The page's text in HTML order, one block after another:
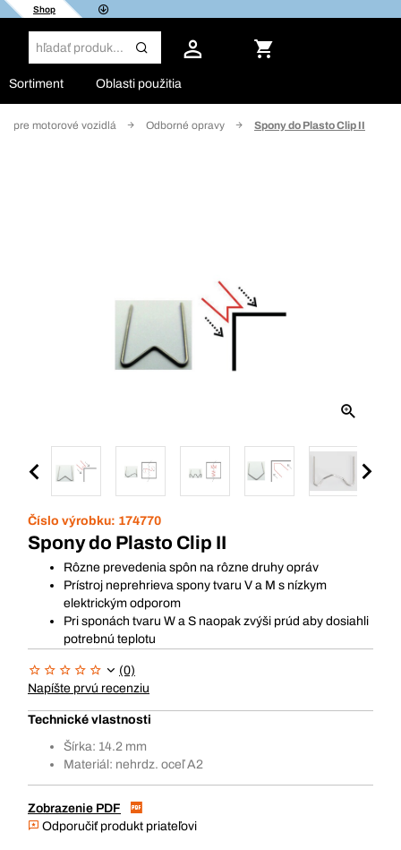
Shop
Sortiment Oblasti použitia
pre motorové vozidlá Odborné opravy Spony do Plasto Clip II
Číslo výrobku: 174770
Spony do Plasto Clip II
Rôzne prevedenia spôn na rôzne druhy opráv
Prístroj neprehrieva spony tvaru V a M s nízkym
elektrickým odporom
Pri sponách tvaru W a S naopak zvýši prúd aby dosiahli
potrebnú teplotu
(0)
Napíšte prvú recenziu
Technické vlastnosti
Šírka: 14.2 mm
Materiál: nehrdz. oceľ A2
Zobrazenie PDF
Odporučiť produkt priateľovi